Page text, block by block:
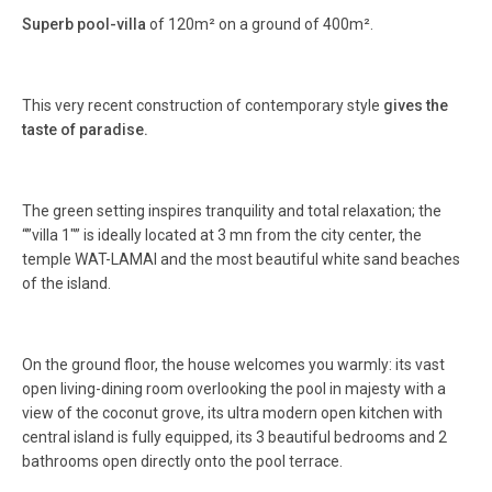
Superb pool-villa of 120m² on a ground of 400m².
This very recent construction of contemporary style gives the
taste of paradise.
The green setting inspires tranquility and total relaxation; the
“”villa 1″” is ideally located at 3 mn from the city center, the
temple WAT-LAMAI and the most beautiful white sand beaches
of the island.
On the ground floor, the house welcomes you warmly: its vast
open living-dining room overlooking the pool in majesty with a
view of the coconut grove, its ultra modern open kitchen with
central island is fully equipped, its 3 beautiful bedrooms and 2
bathrooms open directly onto the pool terrace.